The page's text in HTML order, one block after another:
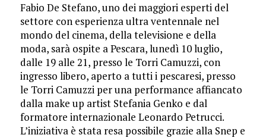
Fabio De Stefano, uno dei maggiori esperti del
settore con esperienza ultra ventennale nel
mondo del cinema, della televisione e della
moda, sarà ospite a Pescara, lunedì 10 luglio,
dalle 19 alle 21, presso le Torri Camuzzi, con
ingresso libero, aperto a tutti i pescaresi, presso
le Torri Camuzzi per una performance affiancato
dalla make up artist Stefania Genko e dal
formatore internazionale Leonardo Petrucci.
L’iniziativa è stata resa possibile grazie alla Snep e